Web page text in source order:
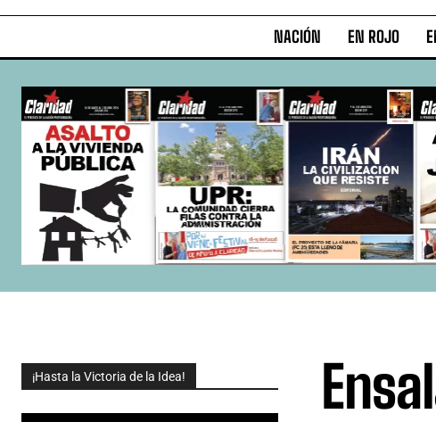
NACIÓN EN ROJO
¡Hasta la Victoria de la Idea!